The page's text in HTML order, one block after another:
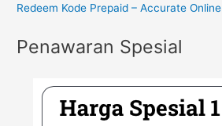
Redeem Kode Prepaid – Accurate Online
Penawaran Spesial